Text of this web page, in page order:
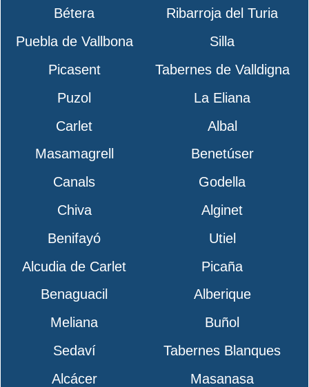
Bétera
Ribarroja del Turia
Puebla de Vallbona
Silla
Picasent
Tabernes de Valldigna
Puzol
La Eliana
Carlet
Albal
Masamagrell
Benetúser
Canals
Godella
Chiva
Alginet
Benifayó
Utiel
Alcudia de Carlet
Picaña
Benaguacil
Alberique
Meliana
Buñol
Sedaví
Tabernes Blanques
Alcácer
Masanasa